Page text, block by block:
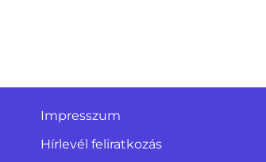
Impresszum
Hírlevél feliratkozás